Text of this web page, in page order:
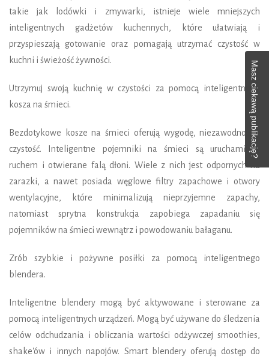
takie jak lodówki i zmywarki, istnieje wiele mniejszych
inteligentnych gadżetów kuchennych, które ułatwiają i
przyspieszają gotowanie oraz pomagają utrzymać czystość w
kuchni i świeżość żywności.
Utrzymuj swoją kuchnię w czystości za pomocą inteligentnego
kosza na śmieci.
Bezdotykowe kosze na śmieci oferują wygodę, niezawodność i
czystość. Inteligentne pojemniki na śmieci są uruchamiane
ruchem i otwierane falą dłoni. Wiele z nich jest odpornych na
zarazki, a nawet posiada węglowe filtry zapachowe i otwory
wentylacyjne, które minimalizują nieprzyjemne zapachy,
natomiast sprytna konstrukcja zapobiega zapadaniu się
pojemników na śmieci wewnątrz i powodowaniu bałaganu.
Zrób szybkie i pożywne posiłki za pomocą inteligentnego
blendera.
Inteligentne blendery mogą być aktywowane i sterowane za
pomocą inteligentnych urządzeń. Mogą być używane do śledzenia
celów odchudzania i obliczania wartości odżywczej smoothies,
shake'ów i innych napojów. Smart blendery oferują dostęp do
Masz ciekawą publikację?